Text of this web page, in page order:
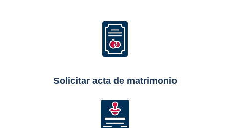
Solicitar acta de matrimonio